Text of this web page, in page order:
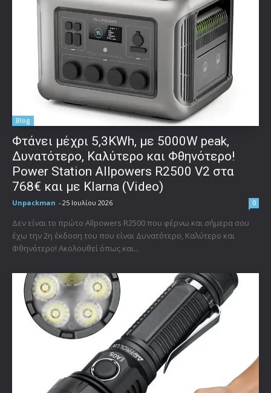
Blog
Φτάνει μέχρι 5,3KWh, με 5000W peak,
Δυνατότερο, Καλύτερο και Φθηνότερο!
Power Station Allpowers R2500 V2 στα
768€ και με Klarna (Video)
Unpackman - 25 Ιουλίου 2026 0
Δεν είναι το πρώτο Allpowers R2500 που φέρνω και σήμερα σου
έχω την 2η έκδοση του που είναι Δυνατότερο, Καλύτερο και
Φθηνότερο! Ακολουθεί όπως και...